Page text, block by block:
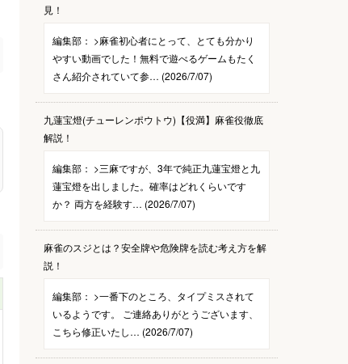
見！
編集部： >麻雀初心者にとって、とても分かり
やすい動画でした！無料で遊べるゲームもたく
さん紹介されていて参… (2026/7/07)
九蓮宝燈(チューレンポウトウ)【役満】麻雀役徹底
解説！
編集部： >三麻ですが、3年で純正九蓮宝燈と九
蓮宝燈を出しました。確率はどれくらいです
か？ 両方を経験す… (2026/7/07)
麻雀のスジとは？安全牌や危険牌を読む考え方を解
説！
編集部： >一番下のところ、タイプミスされて
いるようです。 ご連絡ありがとうございます、
こちら修正いたし… (2026/7/07)